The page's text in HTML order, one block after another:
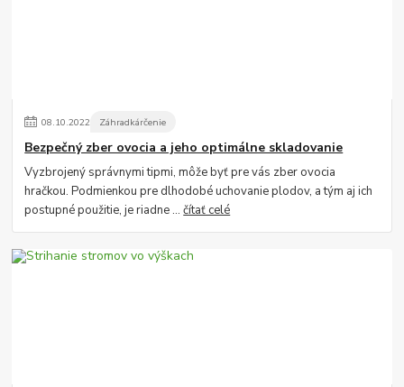
08.10.2022 Záhradkárčenie
Bezpečný zber ovocia a jeho optimálne skladovanie
Vyzbrojený správnymi tipmi, môže byť pre vás zber ovocia
hračkou. Podmienkou pre dlhodobé uchovanie plodov, a tým aj ich
postupné použitie, je riadne ...čítať celé